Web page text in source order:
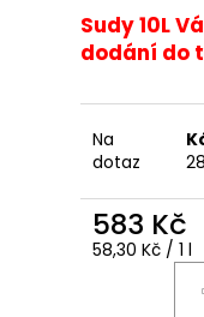
Sudy 10L
dodání do
Na
dotaz
583 Kč
Měrná
58,30 Kč / 1 l
RADEGAST RYZE HOŘKÁ 12